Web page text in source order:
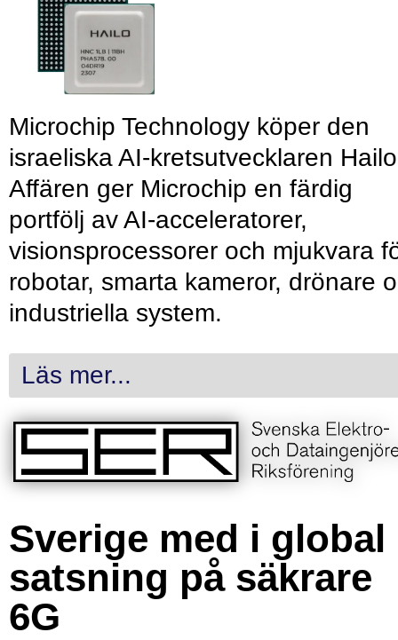
Microchip Technology köper den
israeliska AI-kretsutvecklaren
Affären ger Microchip en färdig
portfölj av AI-acceleratorer,
visionsprocessorer och mjukvara
robotar, smarta kameror, drönare
industriella system.
Läs mer...
Sverige med i global
satsning på säkrare
6G